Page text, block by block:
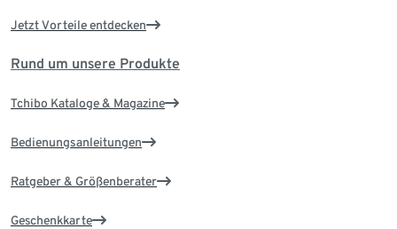
Jetzt Vorteile entdecken
Rund um unsere Produkte
Tchibo Kataloge & Magazine
Bedienungsanleitungen
Ratgeber & Größenberater
Geschenkkarte